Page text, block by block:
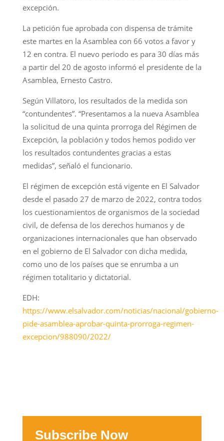
excepción.
La petición fue aprobada con dispensa de trámite
este martes en la Asamblea con 66 votos a favor y
12 en contra. El nuevo periodo es para 30 días más
a partir del 20 de agosto informó el presidente de la
Asamblea, Ernesto Castro.
Según Villatoro, los resultados de la medida son
“contundentes”. “Presentamos a la nueva Asamblea
la solicitud de una quinta prorroga del Régimen de
Excepción, la población y todos hemos podido ver
los resultados contundentes gracias a estas
medidas”, señaló el funcionario.
El régimen de excepción está vigente en El Salvador
desde el pasado 27 de marzo de 2022, contra todos
los cuestionamientos de organismos de la sociedad
civil, de defensa de los derechos humanos y de
organizaciones internacionales que han observado
en el gobierno de El Salvador con dicha medida,
como uno de los países que se enrumba a un
régimen totalitario y dictatorial.
EDH:
https://www.elsalvador.com/noticias/nacional/gobierno-
pide-asamblea-aprobar-quinta-prorroga-regimen-
excepcion/988090/2022/
Subscribe Now